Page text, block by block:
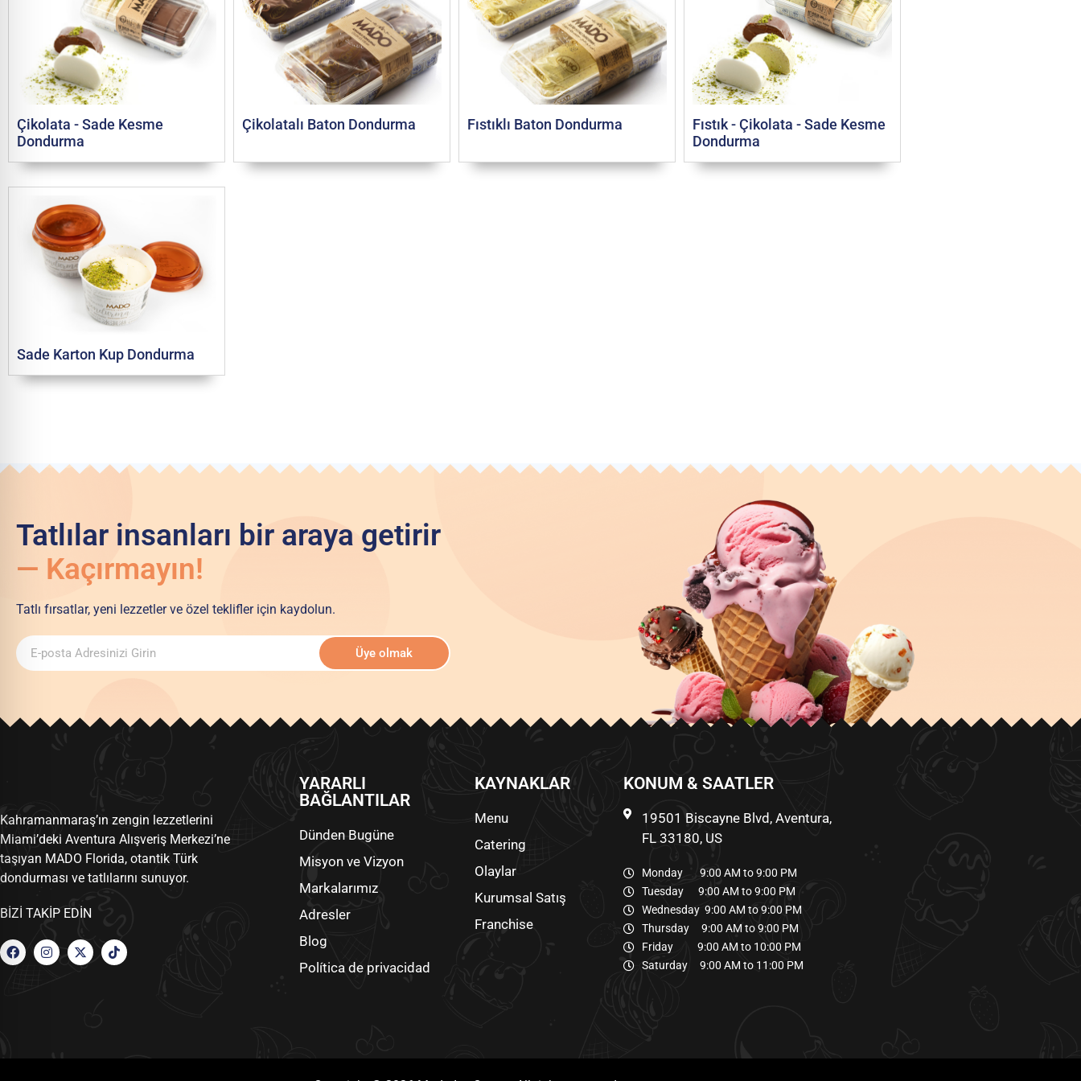
Çikolata - Sade Kesme
Dondurma
Çikolatalı Baton Dondurma Fıstıklı Baton Dondurma
Fıstık - Çikolata - Sade Kesme
Dondurma
Sade Karton Kup Dondurma
Tatlılar insanları bir araya getirir
— Kaçırmayın!
Tatlı fırsatlar, yeni lezzetler ve özel teklifler için kaydolun.
Üye olmak
Kahramanmaraş’ın zengin lezzetlerini
Miami’deki Aventura Alışveriş Merkezi’ne
taşıyan MADO Florida, otantik Türk
dondurması ve tatlılarını sunuyor.
BIZI TAKIP EDIN
YARARLI
BAĞLANTILAR
Dünden Bugüne
Misyon ve Vizyon
Markalarımız
Adresler
Blog
Política de privacidad
KAYNAKLAR
Menu
Catering
Olaylar
Kurumsal Satış
Franchise
KONUM & SAATLER
19501 Biscayne Blvd, Aventura,
FL 33180, US
Monday 9:00 AM to 9:00 PM
Tuesday 9:00 AM to 9:00 PM
Wednesday 9:00 AM to 9:00 PM
Thursday 9:00 AM to 9:00 PM
Friday 9:00 AM to 10:00 PM
Saturday 9:00 AM to 11:00 PM